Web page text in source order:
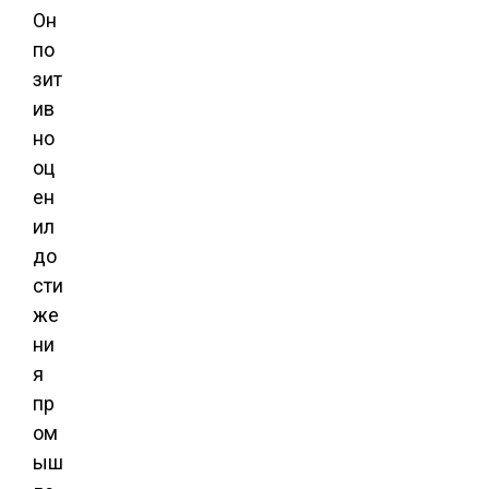
Он
по
зит
ив
но
оц
ен
ил
до
сти
же
ни
я
пр
ом
ыш